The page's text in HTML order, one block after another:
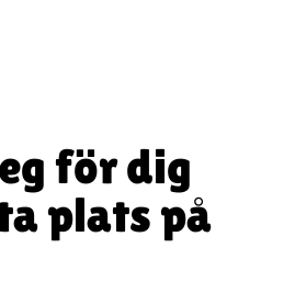
för dig
plats på